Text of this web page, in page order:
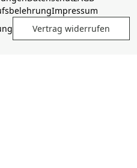
Impressum
Vertrag widerrufen